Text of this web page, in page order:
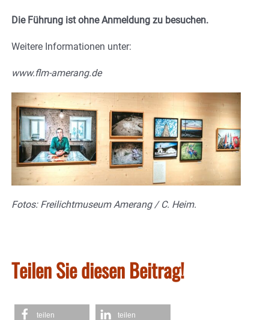
Die Führung ist ohne Anmeldung zu besuchen.
Weitere Informationen unter:
www.flm-amerang.de
Fotos: Freilichtmuseum Amerang / C. Heim.
Teilen Sie diesen Beitrag!
teilen teilen